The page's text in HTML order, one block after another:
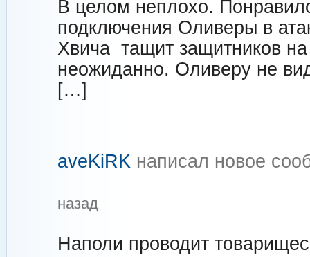
В целом неплохо.
подключения Оливеры в
Хвича тащит защитников на
неожиданно. Оливеру не
[…]
aveKiRKнаписал новое
назад
Наполи проводит